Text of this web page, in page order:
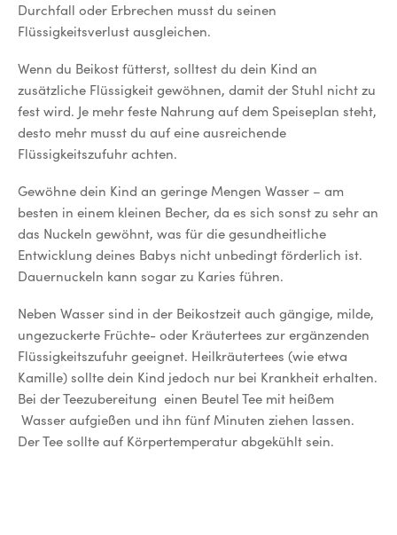
Durchfall oder Erbrechen musst du seinen
Flüssigkeitsverlust ausgleichen.
Wenn du Beikost fütterst, solltest du dein Kind an
zusätzliche Flüssigkeit gewöhnen, damit der Stuhl nicht zu
fest wird. Je mehr feste Nahrung auf dem Speiseplan steht,
desto mehr musst du auf eine ausreichende
Flüssigkeitszufuhr achten.
Gewöhne dein Kind an geringe Mengen Wasser – am
besten in einem kleinen Becher, da es sich sonst zu sehr an
das Nuckeln gewöhnt, was für die gesundheitliche
Entwicklung deines Babys nicht unbedingt förderlich ist.
Dauernuckeln kann sogar zu Karies führen.
Neben Wasser sind in der Beikostzeit auch gängige, milde,
ungezuckerte Früchte- oder Kräutertees zur ergänzenden
Flüssigkeitszufuhr geeignet. Heilkräutertees (wie etwa
Kamille) sollte dein Kind jedoch nur bei Krankheit erhalten.
Bei der Teezubereitung einen Beutel Tee mit heißem
Wasser aufgießen und ihn fünf Minuten ziehen lassen.
Der Tee sollte auf Körpertemperatur abgekühlt sein.